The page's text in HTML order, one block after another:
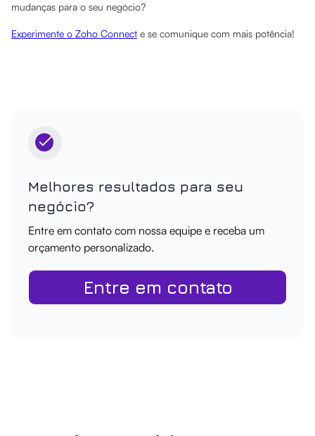
mudanças para o seu negócio?
Experimente o Zoho Connect e se comunique com mais potência!
Melhores resultados para seu
negócio?
Entre em contato com nossa equipe e receba um
orçamento personalizado.
Entre em contato